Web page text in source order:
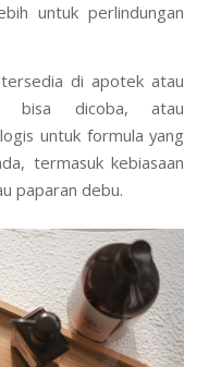
untuk perlindungan
di apotek atau
bisa dicoba, atau
untuk formula yang
termasuk kebiasaan
paparan debu.